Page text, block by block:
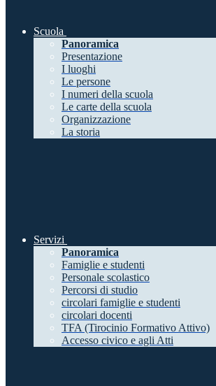
Scuola
Panoramica
Presentazione
I luoghi
Le persone
I numeri della scuola
Le carte della scuola
Organizzazione
La storia
Servizi
Panoramica
Famiglie e studenti
Personale scolastico
Percorsi di studio
circolari famiglie e studenti
circolari docenti
TFA (Tirocinio Formativo Attivo)
Accesso civico e agli Atti